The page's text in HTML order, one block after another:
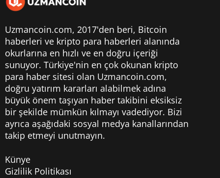
Uzmancoin.com, 2017'den beri, Bitcoin
haberleri ve kripto para haberleri alanında
okurlarına en hızlı ve en doğru içeriği
sunuyor. Türkiye'nin en çok okunan kripto
para haber sitesi olan Uzmancoin.com,
doğru yatırım kararları alabilmek adına
büyük önem taşıyan haber takibini eksiksiz
bir şekilde mümkün kılmayı vadediyor. Bizi
ayrıca aşağıdaki sosyal medya kanallarından
takip etmeyi unutmayın.
Künye
Gizlilik Politikası